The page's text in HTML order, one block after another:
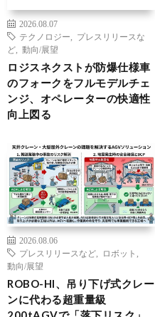
2026.08.07
テクノロジー
プレスリリースな
ど
動向/展望
ロジスネクストが防爆仕様車
のフォークをフルモデルチェ
ンジ、オペレーターの快適性
向上図る
2026.08.06
プレスリリースなど
ロボット
動向/展望
ROBO-HI、吊り下げ式クレー
ンに代わる超重量級